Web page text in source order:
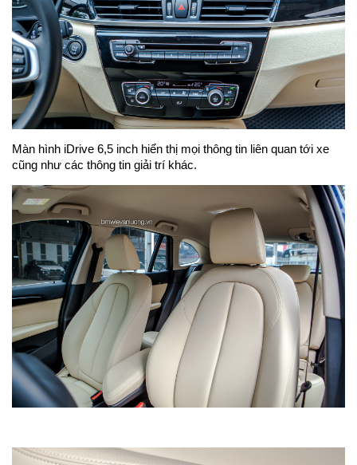
Màn hình iDrive 6,5 inch hiển thị mọi thông tin liên quan tới xe
cũng như các thông tin giải trí khác.